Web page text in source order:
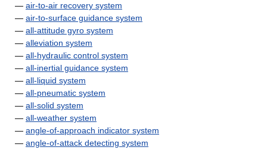
— air-to-air recovery system
— air-to-surface guidance system
— all-attitude gyro system
— alleviation system
— all-hydraulic control system
— all-inertial guidance system
— all-liquid system
— all-pneumatic system
— all-solid system
— all-weather system
— angle-of-approach indicator system
— angle-of-attack detecting system